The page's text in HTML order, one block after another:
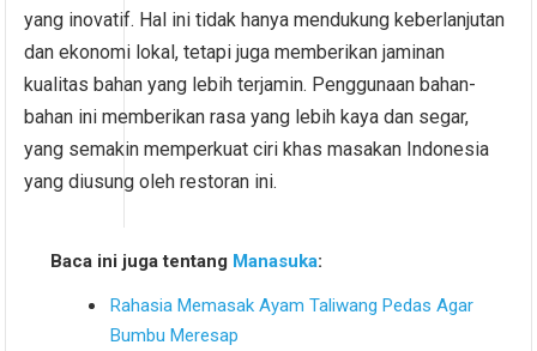
yang inovatif. Hal ini tidak hanya mendukung keberlanjutan
dan ekonomi lokal, tetapi juga memberikan jaminan
kualitas bahan yang lebih terjamin. Penggunaan bahan-
bahan ini memberikan rasa yang lebih kaya dan segar,
yang semakin memperkuat ciri khas masakan Indonesia
yang diusung oleh restoran ini.
Baca ini juga tentang Manasuka:
Rahasia Memasak Ayam Taliwang Pedas Agar
Bumbu Meresap